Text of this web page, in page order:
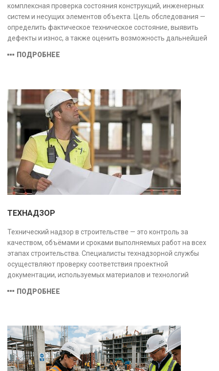
комплексная проверка состояния конструкций, инженерных
систем и несущих элементов объекта. Цель обследования —
определить фактическое техническое состояние, выявить
дефекты и износ, а также оценить возможность дальнейшей
ПОДРОБНЕЕ
ТЕХНАДЗОР
Технический надзор в строительстве — это контроль за
качеством, объёмами и сроками выполняемых работ на всех
этапах строительства. Специалисты технадзорной службы
осуществляют проверку соответствия проектной
документации, используемых материалов и технологий
безопасность и надёжность объекта.
ПОДРОБНЕЕ